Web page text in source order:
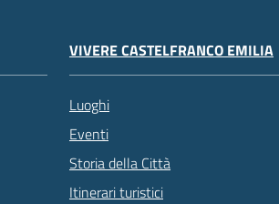
VIVERE CASTELFRANCO EMILIA
Luoghi
Eventi
Storia della Città
Itinerari turistici